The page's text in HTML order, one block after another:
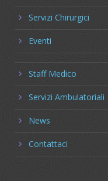
Servizi Chirurgici
Eventi
Staff Medico
Servizi Ambulatoriali
News
Contattaci